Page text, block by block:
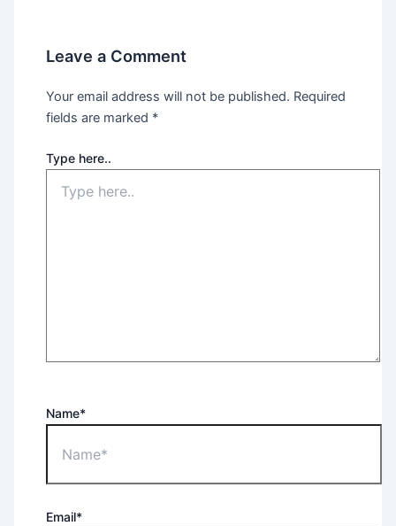
Leave a Comment
Your email address will not be published. Required
fields are marked *
Type here..
Name*
Email*